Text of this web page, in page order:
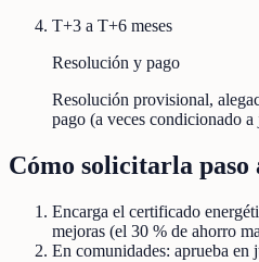
T+3 a T+6 meses
Resolución y pago
Resolución provisional,
pago (a veces condicionado
Cómo solicitarla paso
Encarga el certificado
mejoras (el 30 % de ahorro
En comunidades: aprueba en